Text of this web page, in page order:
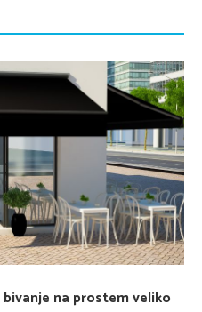
na prostem veliko